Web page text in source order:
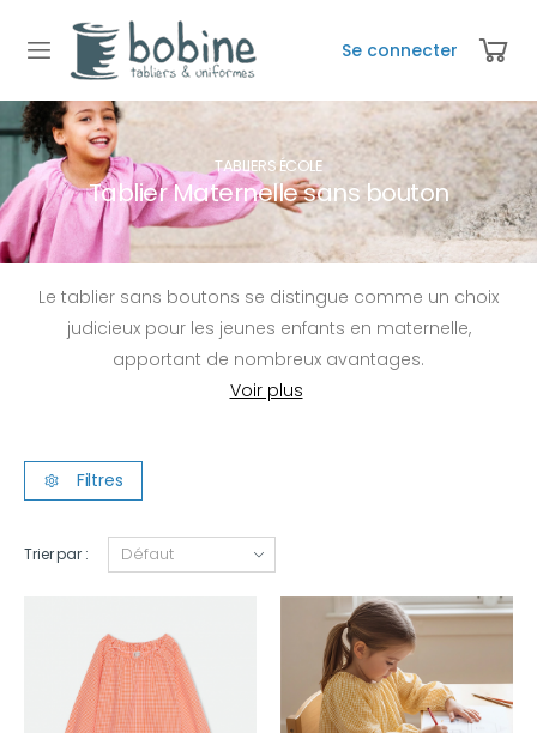
Se connecter
TABLIERS ÉCOLE
Tablier Maternelle sans bouton
Le tablier sans boutons se distingue comme un choix
judicieux pour les jeunes enfants en maternelle,
apportant de nombreux avantages.
Filtres
Trier par :